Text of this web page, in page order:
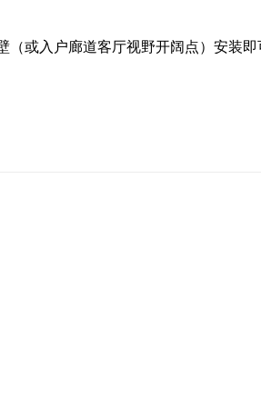
或入户廊道客厅视野开阔点）安装